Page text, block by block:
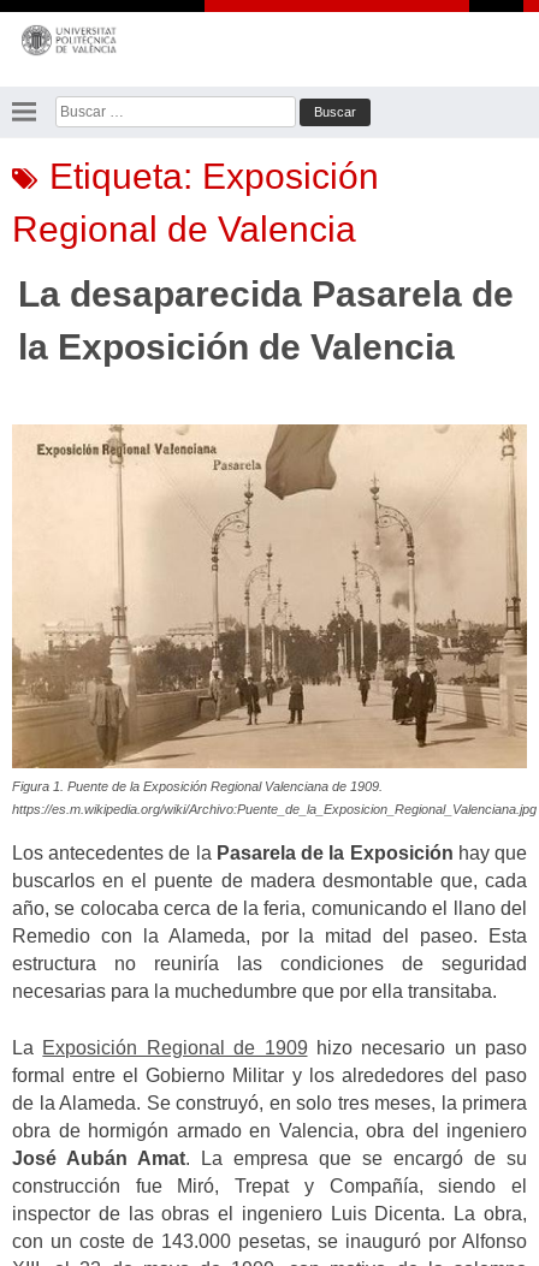
Saltar
contenido
Buscar:
Etiqueta: Exposición
Regional de Valencia
La desaparecida Pasarela de
la Exposición de Valencia
Figura 1. Puente de la Exposición Regional Valenciana de 1909.
https://es.m.wikipedia.org/wiki/Archivo:Puente_de_la_Exposicion_Regional_Valenciana.jpg
Los antecedentes de la Pasarela de la Exposición hay que
buscarlos en el puente de madera desmontable que, cada
año, se colocaba cerca de la feria, comunicando el llano del
Remedio con la Alameda, por la mitad del paseo. Esta
estructura no reuniría las condiciones de seguridad
necesarias para la muchedumbre que por ella transitaba.
La Exposición Regional de 1909 hizo necesario un paso
formal entre el Gobierno Militar y los alrededores del paso
de la Alameda. Se construyó, en solo tres meses, la primera
obra de hormigón armado en Valencia, obra del ingeniero
José Aubán Amat. La empresa que se encargó de su
construcción fue Miró, Trepat y Compañía, siendo el
inspector de las obras el ingeniero Luis Dicenta. La obra,
con un coste de 143.000 pesetas, se inauguró por Alfonso